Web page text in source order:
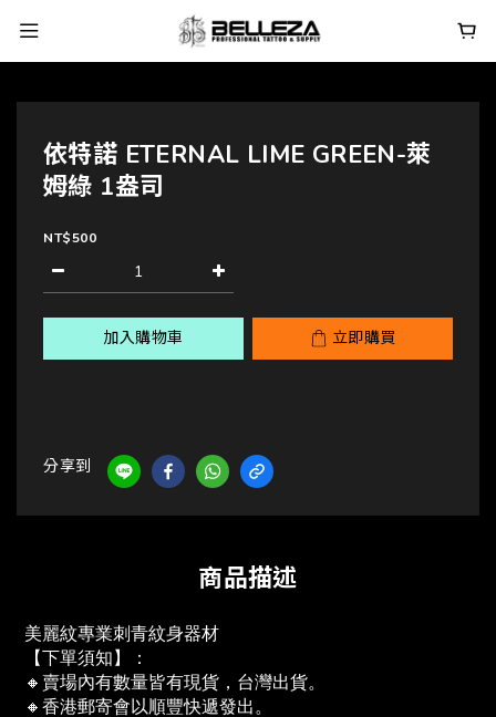
依特諾 ETERNAL LIME GREEN-萊
姆綠 1盎司
NT$500
加入購物車 立即購買
分享到
商品描述
美麗紋專業刺青紋身器材
【下單須知】：
🔸賣場內有數量皆有現貨，台灣出貨。
🔸香港郵寄會以順豐快遞發出。